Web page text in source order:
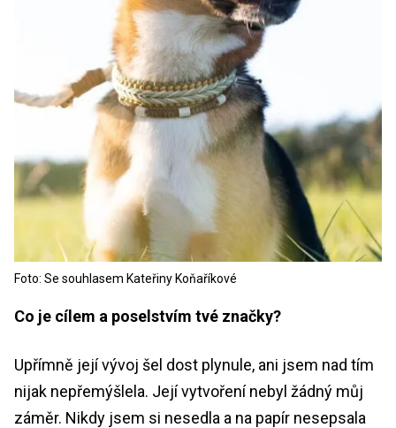
Foto: Se souhlasem Kateřiny Koňaříkové
Co je cílem a poselstvím tvé značky?
Upřímně její vývoj šel dost plynule, ani jsem nad tím
nijak nepřemýšlela. Její vytvoření nebyl žádný můj
záměr. Nikdy jsem si nesedla a na papír nesepsala